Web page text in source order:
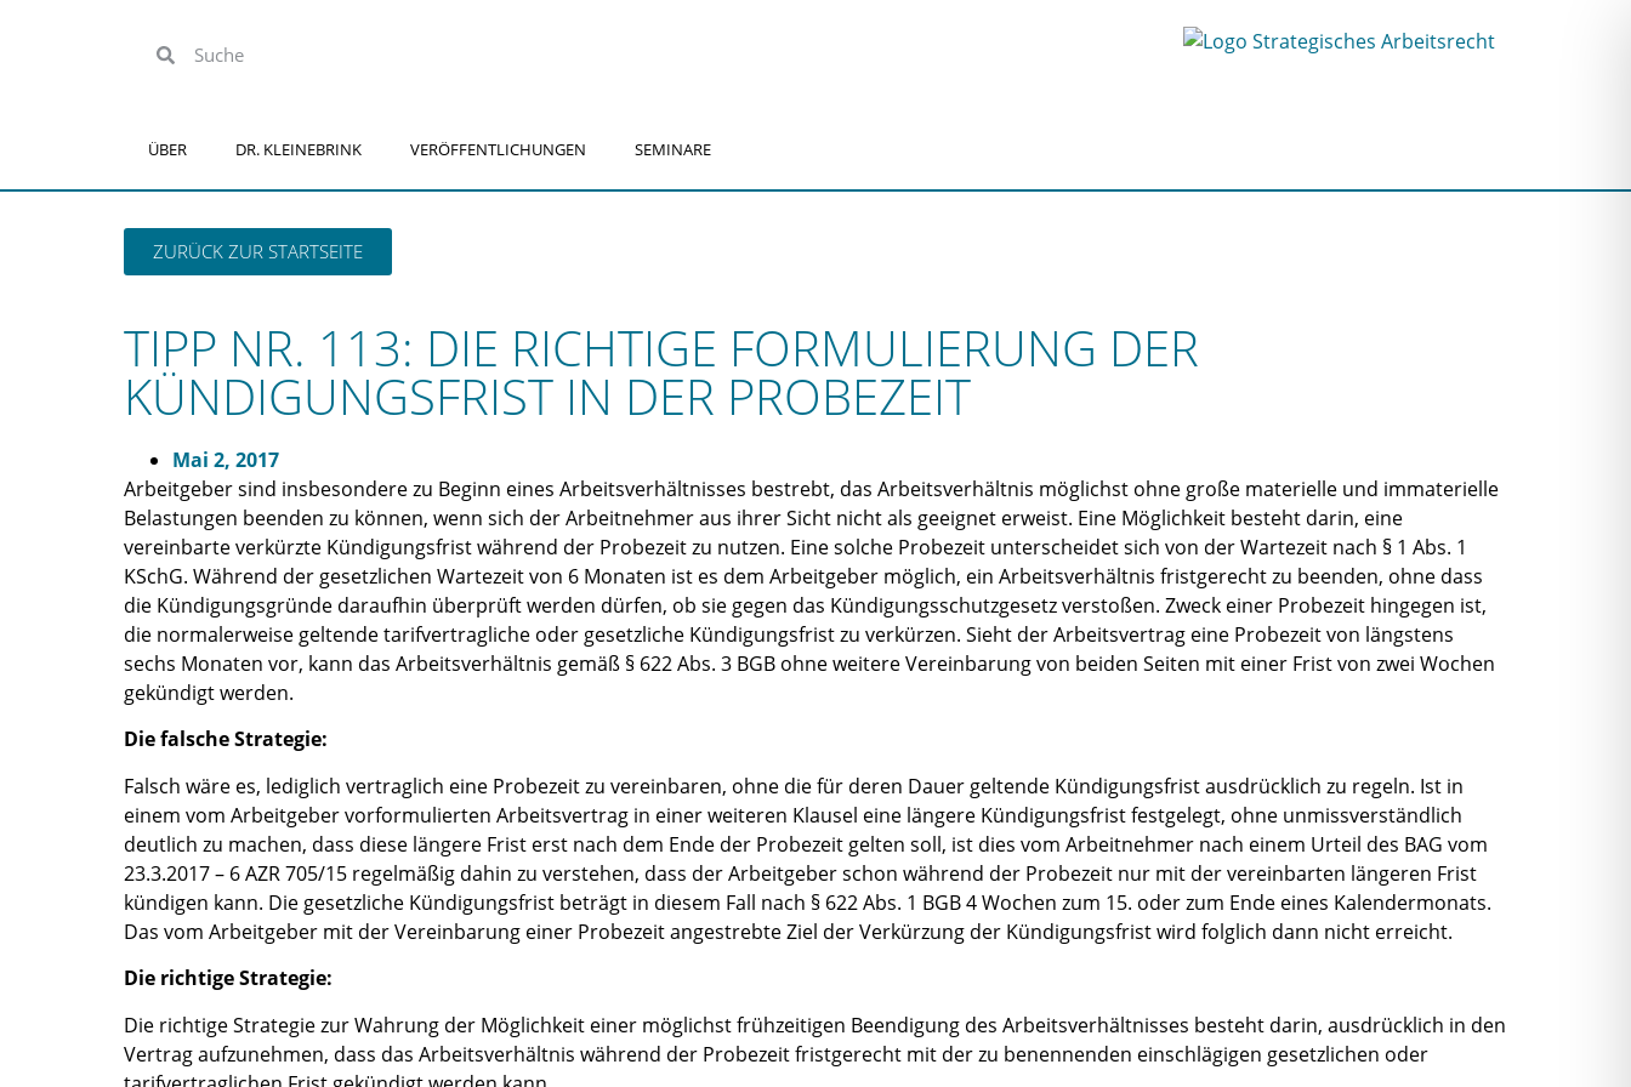
ÜBER DR. KLEINEBRINK VERÖFFENTLICHUNGEN SEMINARE
ZURÜCK ZUR STARTSEITE
TIPP NR. 113: DIE RICHTIGE FORMULIERUNG DER
KÜNDIGUNGSFRIST IN DER PROBEZEIT
Mai 2, 2017
Arbeitgeber sind insbesondere zu Beginn eines Arbeitsverhältnisses bestrebt, das Arbeitsverhältnis möglichst ohne große materielle und immaterielle
Belastungen beenden zu können, wenn sich der Arbeitnehmer aus ihrer Sicht nicht als geeignet erweist. Eine Möglichkeit besteht darin, eine
vereinbarte verkürzte Kündigungsfrist während der Probezeit zu nutzen. Eine solche Probezeit unterscheidet sich von der Wartezeit nach § 1 Abs. 1
KSchG. Während der gesetzlichen Wartezeit von 6 Monaten ist es dem Arbeitgeber möglich, ein Arbeitsverhältnis fristgerecht zu beenden, ohne dass
die Kündigungsgründe daraufhin überprüft werden dürfen, ob sie gegen das Kündigungsschutzgesetz verstoßen. Zweck einer Probezeit hingegen ist,
die normalerweise geltende tarifvertragliche oder gesetzliche Kündigungsfrist zu verkürzen. Sieht der Arbeitsvertrag eine Probezeit von längstens
sechs Monaten vor, kann das Arbeitsverhältnis gemäß § 622 Abs. 3 BGB ohne weitere Vereinbarung von beiden Seiten mit einer Frist von zwei Wochen
gekündigt werden.
Die falsche Strategie:
Falsch wäre es, lediglich vertraglich eine Probezeit zu vereinbaren, ohne die für deren Dauer geltende Kündigungsfrist ausdrücklich zu regeln. Ist in
einem vom Arbeitgeber vorformulierten Arbeitsvertrag in einer weiteren Klausel eine längere Kündigungsfrist festgelegt, ohne unmissverständlich
deutlich zu machen, dass diese längere Frist erst nach dem Ende der Probezeit gelten soll, ist dies vom Arbeitnehmer nach einem Urteil des BAG vom
23.3.2017 – 6 AZR 705/15 regelmäßig dahin zu verstehen, dass der Arbeitgeber schon während der Probezeit nur mit der vereinbarten längeren Frist
kündigen kann. Die gesetzliche Kündigungsfrist beträgt in diesem Fall nach § 622 Abs. 1 BGB 4 Wochen zum 15. oder zum Ende eines Kalendermonats.
Das vom Arbeitgeber mit der Vereinbarung einer Probezeit angestrebte Ziel der Verkürzung der Kündigungsfrist wird folglich dann nicht erreicht.
Die richtige Strategie:
Die richtige Strategie zur Wahrung der Möglichkeit einer möglichst frühzeitigen Beendigung des Arbeitsverhältnisses besteht darin, ausdrücklich in den
Vertrag aufzunehmen, dass das Arbeitsverhältnis während der Probezeit fristgerecht mit der zu benennenden einschlägigen gesetzlichen oder